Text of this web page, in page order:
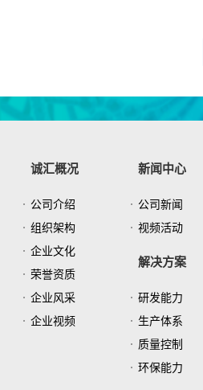
诚汇概况
公司介绍
组织架构
企业文化
荣誉资质
企业风采
企业视频
新闻中心
公司新闻
视频活动
解决方案
研发能力
生产体系
质量控制
环保能力